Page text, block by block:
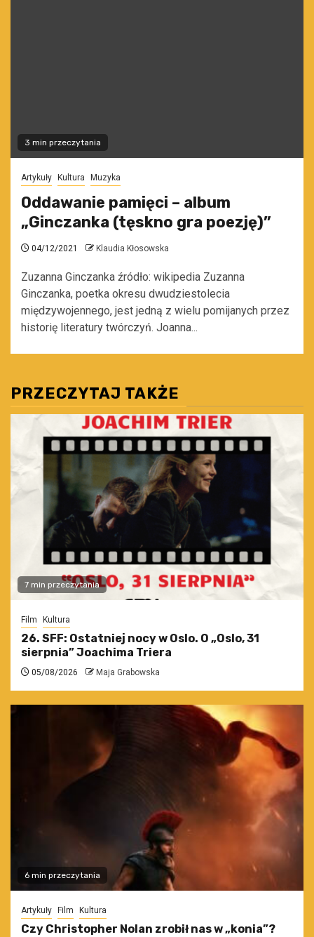
3 min przeczytania
Artykuły Kultura Muzyka
Oddawanie pamięci – album
„Ginczanka (tęskno gra poezję)”
04/12/2021 Klaudia Kłosowska
Zuzanna Ginczanka źródło: wikipedia Zuzanna
Ginczanka, poetka okresu dwudziestolecia
międzywojennego, jest jedną z wielu pomijanych przez
historię literatury twórczyń. Joanna...
PRZECZYTAJ TAKŻE
7 min przeczytania
Film Kultura
26. SFF: Ostatniej nocy w Oslo. O „Oslo, 31
sierpnia” Joachima Triera
05/08/2026 Maja Grabowska
6 min przeczytania
Artykuły Film Kultura
Czy Christopher Nolan zrobił nas w „konia”?